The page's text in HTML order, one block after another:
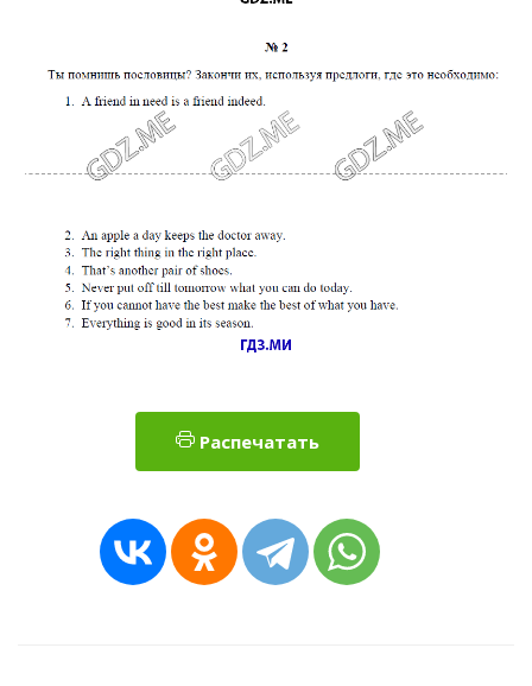
Распечатать